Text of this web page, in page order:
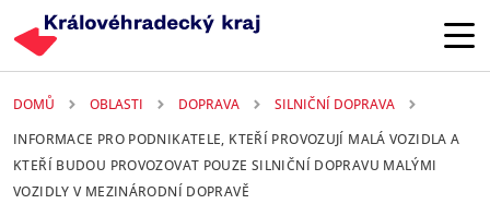
DOMŮ OBLASTI DOPRAVA
SILNIČNÍ DOPRAVA
INFORMACE PRO PODNIKATELE, KTEŘÍ PROVOZUJÍ MALÁ VOZIDLA A
KTEŘÍ BUDOU PROVOZOVAT POUZE SILNIČNÍ DOPRAVU MALÝMI
VOZIDLY V MEZINÁRODNÍ DOPRAVĚ